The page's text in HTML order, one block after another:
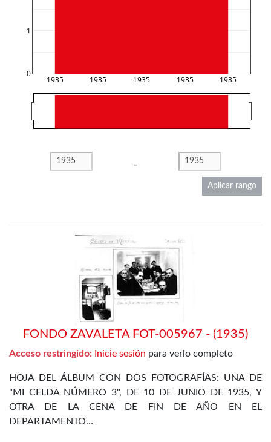
1935 1935 1935 1935 1935
0
1
-
Aplicar rango
FONDO ZAVALETA FOT-005967 - (1935)
Acceso restringido: Inicie sesión para verlo completo
HOJA DEL ÁLBUM CON DOS FOTOGRAFÍAS: UNA DE
"MI CELDA NÚMERO 3", DE 10 DE JUNIO DE 1935, Y
OTRA DE LA CENA DE FIN DE AÑO EN EL
DEPARTAMENTO…